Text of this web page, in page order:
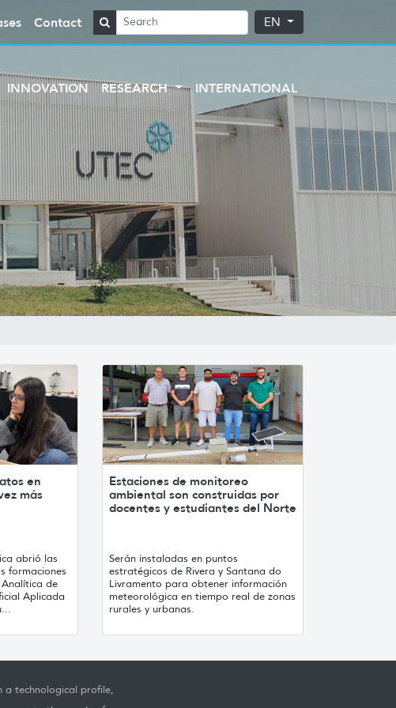
Contact EN
INNOVATION RESEARCH INTERNATIONAL
en
más
abrió las
formaciones
de
Aplicada
Estaciones de monitoreo
ambiental son construidas por
docentes y estudiantes del Norte
Serán instaladas en puntos
estratégicos de Rivera y Santana do
Livramento para obtener información
meteorológica en tiempo real de zonas
rurales y urbanas.
a technological profile,